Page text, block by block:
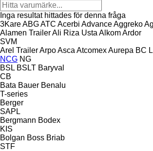
Inga resultat hittades för denna fråga
3KareABGATC Acerbi AdvanceAggreko
Alamen TrailerAli Riza Usta AlkomArdor
SVM
Arel TrailerArpoAsca AtcomexAurepa BC
NCG NG
BSL BSLT Baryval
CB
Bata Bauer Benalu
T-series
Berger
SAPL
Bergmann Bodex
KIS
Bolgan Boss Briab
STF